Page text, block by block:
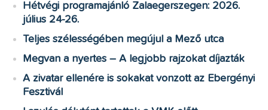
Hétvégi programajánló Zalaegerszegen: 2026.
július 24-26.
Teljes szélességében megújul a Mező utca
Megvan a nyertes – A legjobb rajzokat díjazták
A zivatar ellenére is sokakat vonzott az Ebergényi
Fesztivál